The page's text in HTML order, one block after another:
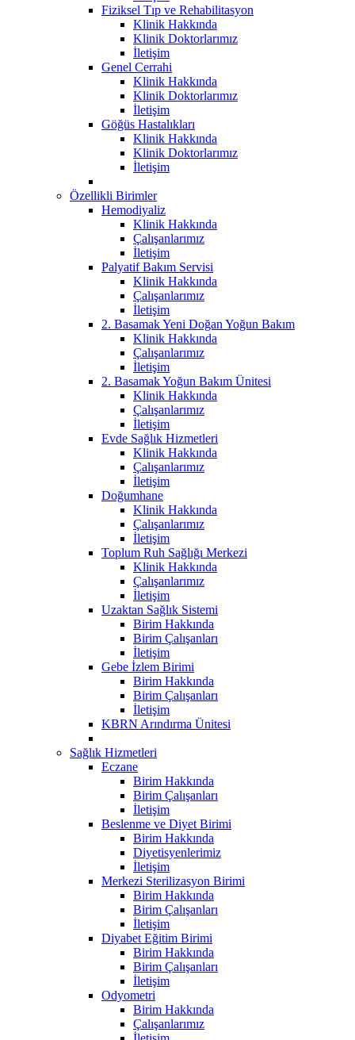
Fiziksel Tıp ve Rehabilitasyon
Klinik Hakkında
Klinik Doktorlarımız
İletişim
Genel Cerrahi
Klinik Hakkında
Klinik Doktorlarımız
İletişim
Göğüs Hastalıkları
Klinik Hakkında
Klinik Doktorlarımız
İletişim
Özellikli Birimler
Hemodiyaliz
Klinik Hakkında
Çalışanlarımız
İletişim
Palyatif Bakım Servisi
Klinik Hakkında
Çalışanlarımız
İletişim
2. Basamak Yeni Doğan Yoğun Bakım
Klinik Hakkında
Çalışanlarımız
İletişim
2. Basamak Yoğun Bakım Ünitesi
Klinik Hakkında
Çalışanlarımız
İletişim
Evde Sağlık Hizmetleri
Klinik Hakkında
Çalışanlarımız
İletişim
Doğumhane
Klinik Hakkında
Çalışanlarımız
İletişim
Toplum Ruh Sağlığı Merkezi
Klinik Hakkında
Çalışanlarımız
İletişim
Uzaktan Sağlık Sistemi
Birim Hakkında
Birim Çalışanları
İletişim
Gebe İzlem Birimi
Birim Hakkında
Birim Çalışanları
İletişim
KBRN Arındırma Ünitesi
Sağlık Hizmetleri
Eczane
Birim Hakkında
Birim Çalışanları
İletişim
Beslenme ve Diyet Birimi
Birim Hakkında
Diyetisyenlerimiz
İletişim
Merkezi Sterilizasyon Birimi
Birim Hakkında
Birim Çalışanları
İletişim
Diyabet Eğitim Birimi
Birim Hakkında
Birim Çalışanları
İletişim
Odyometri
Birim Hakkında
Çalışanlarımız